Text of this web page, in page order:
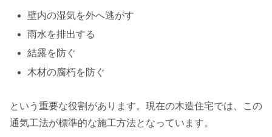
壁内の湿気を外へ逃がす
雨水を排出する
結露を防ぐ
木材の腐朽を防ぐ
という重要な役割があります。現在の木造住宅では、この
通気工法が標準的な施工方法となっています。